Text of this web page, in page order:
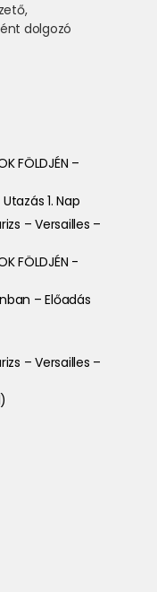
dolgozó
FÖLDJÉN –
Utazás 1. Nap
– Versailles –
FÖLDJÉN -
– Előadás
– Versailles –